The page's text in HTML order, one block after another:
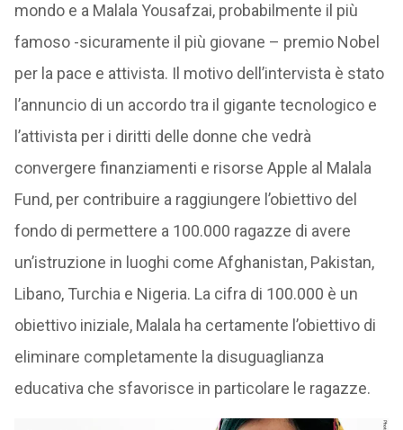
mondo e a Malala Yousafzai, probabilmente il più
famoso -sicuramente il più giovane – premio Nobel
per la pace e attivista. Il motivo dell’intervista è stato
l’annuncio di un accordo tra il gigante tecnologico e
l’attivista per i diritti delle donne che vedrà
convergere finanziamenti e risorse Apple al Malala
Fund, per contribuire a raggiungere l’obiettivo del
fondo di permettere a 100.000 ragazze di avere
un’istruzione in luoghi come Afghanistan, Pakistan,
Libano, Turchia e Nigeria. La cifra di 100.000 è un
obiettivo iniziale, Malala ha certamente l’obiettivo di
eliminare completamente la disuguaglianza
educativa che sfavorisce in particolare le ragazze.